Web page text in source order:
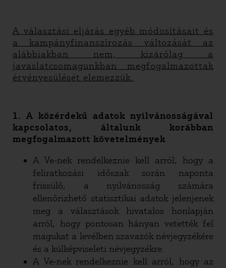
A választási eljárás egyéb módosításait és
a kampányfinanszírozás változását az
alábbiakban nem, kizárólag a
javaslatcsomagunkban megfogalmazottak
érvényesülését elemezzük.
1. A közérdekű adatok nyilvánosságával
kapcsolatos, általunk korábban
megfogalmazott követelmények
A Ve-nek rendelkeznie kell arról, hogy a
feliratkozási időszak során naponta
frissülő, a nyilvánosság számára
ellenőrizhető statisztikai adatok jelenjenek
meg a választások hivatalos honlapján
arról, hogy pontosan hányan vetették fel
magukat a levélben szavazók névjegyzékére
és a külképviseleti névjegyzékre.
A Ve-nek rendelkeznie kell arról, hogy az